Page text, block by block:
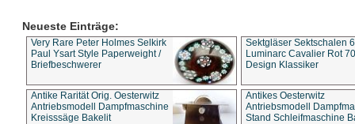
Neueste Einträge:
Very Rare Peter Holmes Selkirk
Paul Ysart Style Paperweight /
Briefbeschwerer
Sektgläser Sektschalen
Luminarc Cavalier Rot
Design Klassiker
Antike Rarität Orig. Oesterwitz
Antriebsmodell Dampfmaschine
Kreisssäge Bakelit
Antikes Oesterwitz
Antriebsmodell
Stand Schleifmaschine